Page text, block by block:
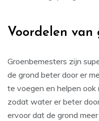
Voordelen van
Groenbemesters zijn
de grond beter door er
te voegen en helpen ook
zodat water er beter
ervoor dat de grond